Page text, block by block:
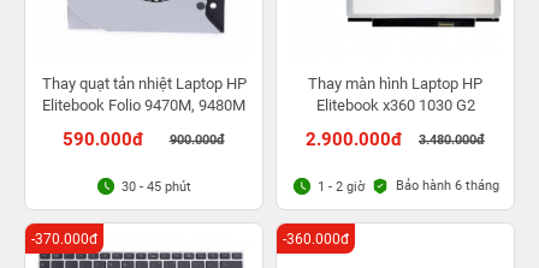
Thay quạt tản nhiệt Laptop HP
Elitebook Folio 9470M, 9480M
590.000đ 900.000đ
30 - 45 phút
Thay màn hình Laptop HP
Elitebook x360 1030 G2
2.900.000đ 3.480.000đ
1 - 2 giờ Bảo hành 6 tháng
-370.000đ -360.000đ